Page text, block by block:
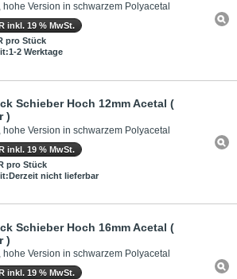
hohe Version in schwarzem Polyacetal
inkl. 19 % MwSt.
pro Stück
2 Werktage
Schieber Hoch 12mm Acetal (
)
hohe Version in schwarzem Polyacetal
inkl. 19 % MwSt.
pro Stück
nicht lieferbar
Schieber Hoch 16mm Acetal (
)
hohe Version in schwarzem Polyacetal
inkl. 19 % MwSt.